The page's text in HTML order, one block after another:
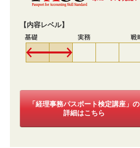
【内容レベル】
「経理事務パスポート検定講座」の
詳細はこちら